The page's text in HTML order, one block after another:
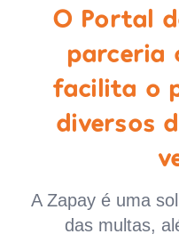
O Portal
parceria
facilita o
diversos
A Zapay é uma
das multas,